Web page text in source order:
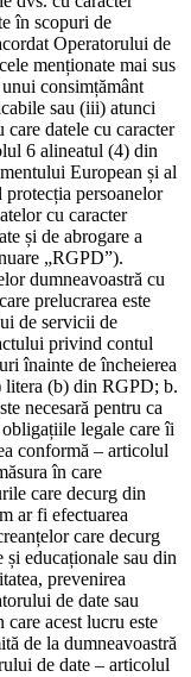
în scopuri de
Operatorului de
menționate mai sus
consimțământ
sau (iii) atunci
datele cu caracter
6 alineatul (4) din
European și al
persoanelor
cu caracter
și de abrogare a
„RGPD”).
dumneavoastră cu
prelucrarea este
de servicii de
privind contul
înainte de încheierea
litera (b) din RGPD; b.
necesară pentru ca
legale care îi
conformă – articolul
în care
care decurg din
ar fi efectuarea
care decurg
educaționale sau din
prevenirea
de date sau
acest lucru este
de la dumneavoastră
de date – articolul